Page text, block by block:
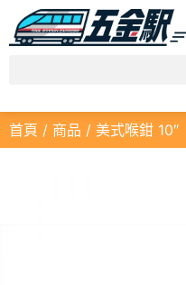
首頁 / 商品 / 美式喉鉗 10″